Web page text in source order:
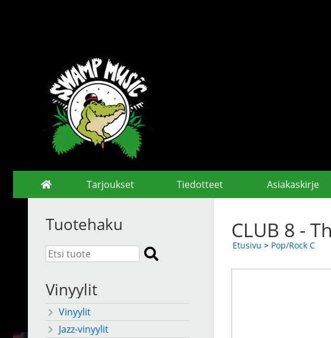
Tarjoukset Tiedotteet Asiakaskirje
Tuotehaku
Vinyylit
Vinyylit
Jazz-vinyylit
CLUB 8 -
Etusivu > Pop/Rock C